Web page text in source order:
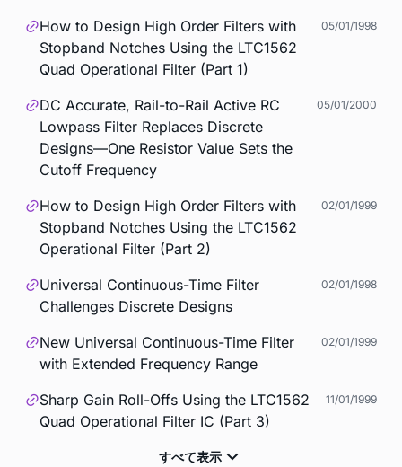
How to Design High Order Filters with
Stopband Notches Using the LTC1562
Quad Operational Filter (Part 1)
05/01/1998
DC Accurate, Rail-to-Rail Active RC
Lowpass Filter Replaces Discrete
Designs—One Resistor Value Sets the
Cutoff Frequency
05/01/2000
How to Design High Order Filters with
Stopband Notches Using the LTC1562
Operational Filter (Part 2)
02/01/1999
Universal Continuous-Time Filter
Challenges Discrete Designs
02/01/1998
New Universal Continuous-Time Filter
with Extended Frequency Range
02/01/1999
Sharp Gain Roll-Offs Using the LTC1562
Quad Operational Filter IC (Part 3)
11/01/1999